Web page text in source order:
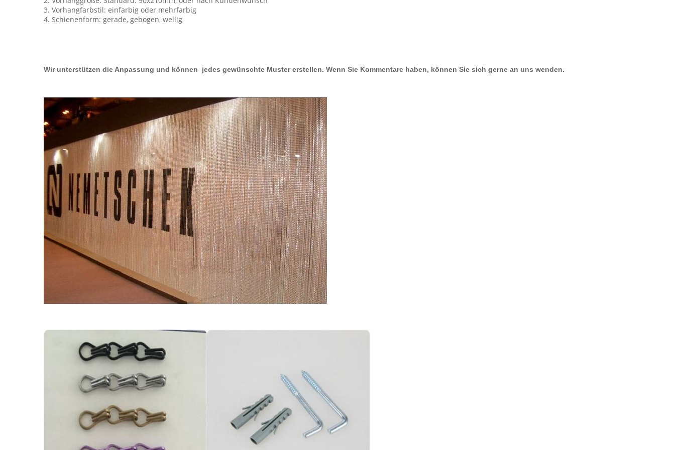
3. Vorhangfarbstil: einfarbig oder mehrfarbig
4. Schienenform: gerade, gebogen, wellig
Wir unterstützen die Anpassung und können jedes gewünschte Muster erstellen. Wenn Sie Kommentare haben, können Sie sich gerne an uns wenden.